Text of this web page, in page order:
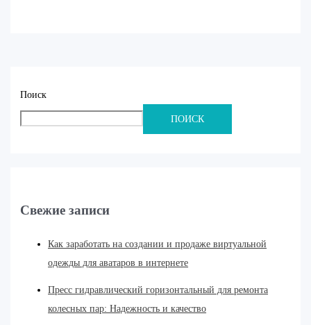
Поиск
ПОИСК
Свежие записи
Как заработать на создании и продаже виртуальной
одежды для аватаров в интернете
Пресс гидравлический горизонтальный для ремонта
колесных пар: Надежность и качество